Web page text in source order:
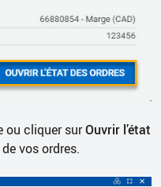
ou cliquer surOuvrir l’état
vos ordres.